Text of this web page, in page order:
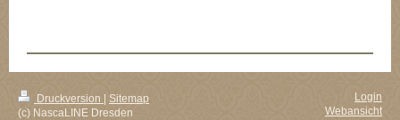
Druckversion
Sitemap
(c) NascaLINE Dresden
Login
Webansicht